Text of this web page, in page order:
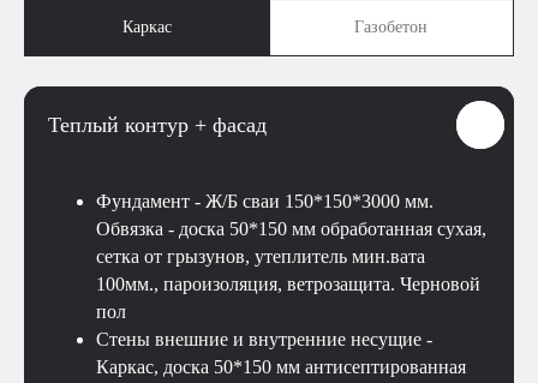
Каркас Газобетон
Теплый контур + фасад
Фундамент - Ж/Б сваи 150*150*3000 мм.
Обвязка - доска 50*150 мм обработанная сухая,
сетка от грызунов, утеплитель мин.вата
100мм., пароизоляция, ветрозащита. Черновой
пол
Стены внешние и внутренние несущие -
Каркас, доска 50*150 мм антисептированная